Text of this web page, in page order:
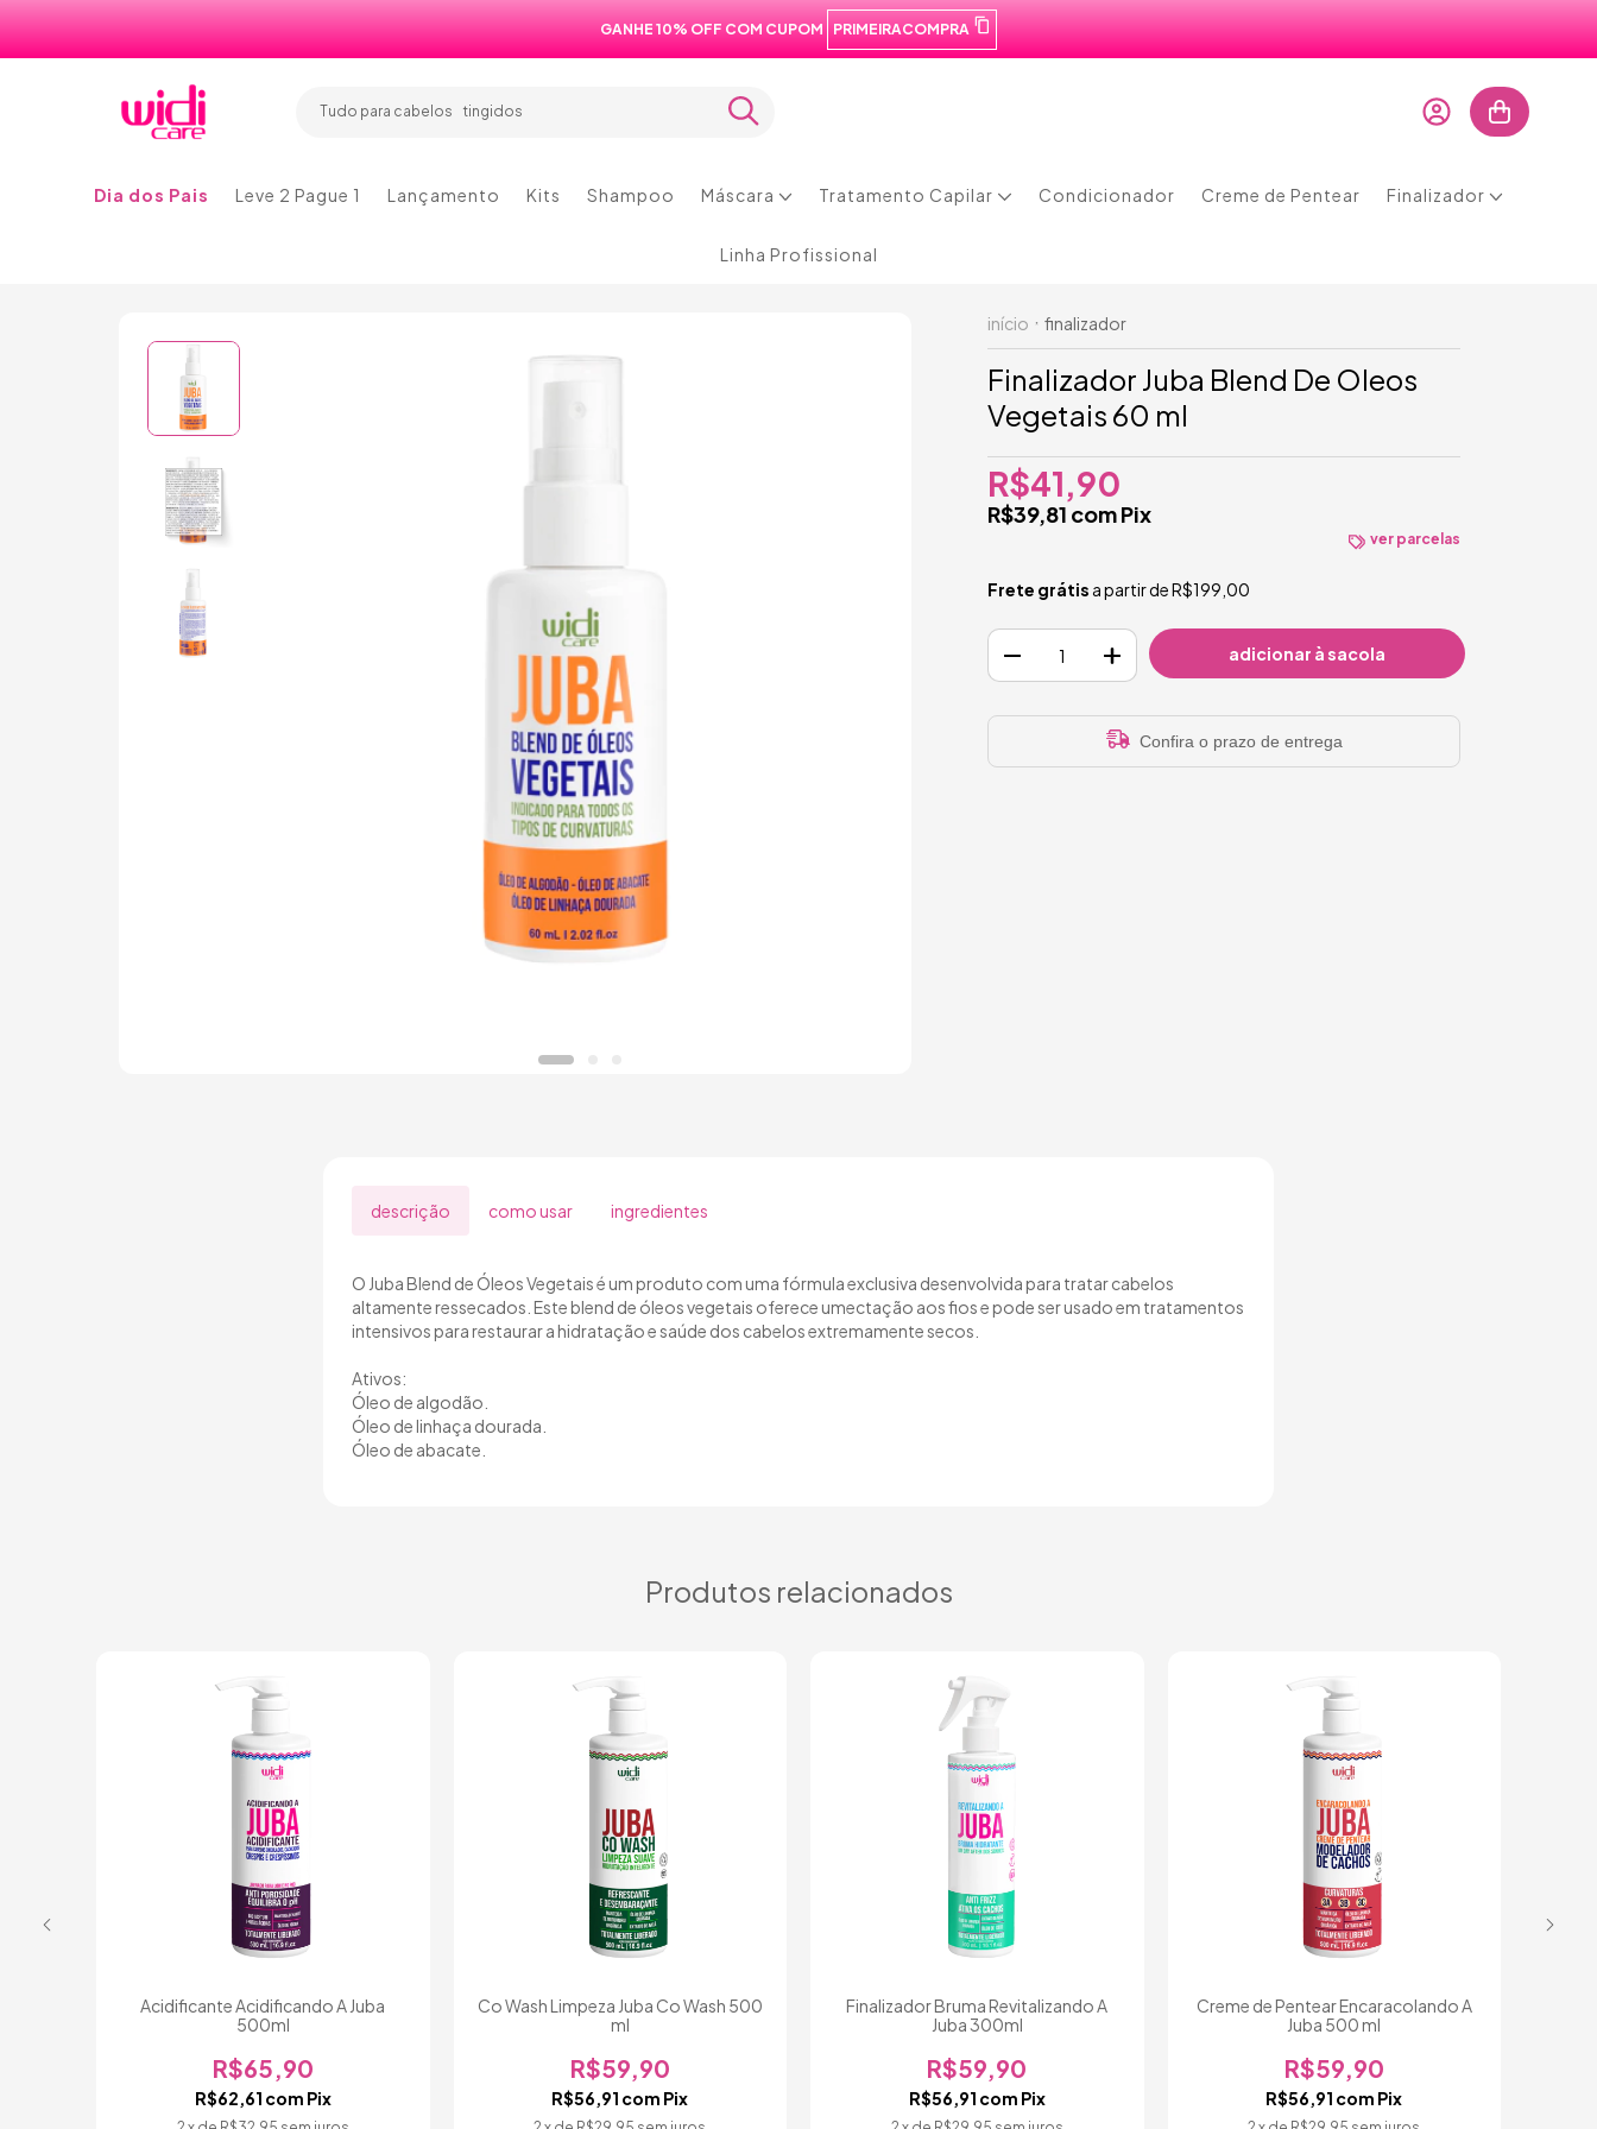
GANHE 10% OFF COM CUPOM PRIMEIRACOMPRA
Tudo para cabelos
tingidos
ondulados
tingidos
Dia dos Pais Leve 2 Pague 1 Lançamento Kits Shampoo Máscara Tratamento Capilar Condicionador Creme de Pentear Finalizador
Linha Profissional
início finalizador
Finalizador Juba Blend De Oleos
Vegetais 60 ml
R$41,90
R$39,81 comPix
ver parcelas
Frete grátis a partir deR$199,00
Confira o prazo de entrega
descrição como usar ingredientes
O Juba Blend de Óleos Vegetais é um produto com uma fórmula exclusiva desenvolvida para tratar cabelos
altamente ressecados. Este blend de óleos vegetais oferece umectação aos fios e pode ser usado em tratamentos
intensivos para restaurar a hidratação e saúde dos cabelos extremamente secos.
Ativos:
Óleo de algodão.
Óleo de linhaça dourada.
Óleo de abacate.
Produtos relacionados
Acidificante Acidificando A Juba
500ml
R$65,90
R$62,61 com Pix
Co Wash Limpeza Juba Co Wash 500
ml
R$59,90
R$56,91 com Pix
Finalizador Bruma Revitalizando A
Juba 300ml
R$59,90
R$56,91 com Pix
Creme de Pentear Encaracolando A
Juba 500 ml
R$59,90
R$56,91 com Pix